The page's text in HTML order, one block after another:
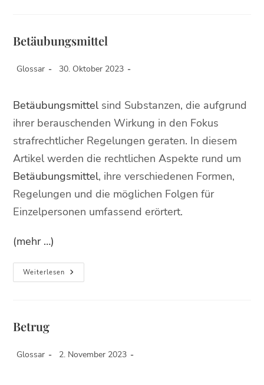
Betäubungsmittel
Glossar 30. Oktober 2023
Betäubungsmittelsind Substanzen, die aufgrund
ihrer berauschenden Wirkung in den Fokus
strafrechtlicher Regelungen geraten. In diesem
Artikel werden die rechtlichen Aspekte rund um
Betäubungsmittel, ihre verschiedenen Formen,
Regelungen und die möglichen Folgen für
Einzelpersonen umfassend erörtert.
(mehr …)
Weiterlesen
Betrug
Glossar 2. November 2023